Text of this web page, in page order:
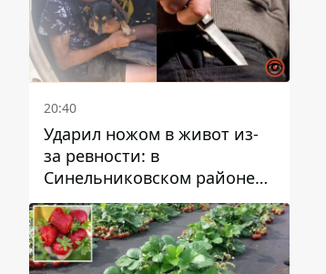
20:40
Ударил ножом в живот из-
за ревности: в
Синельниковском районе
задержали 49-летнего
мужчину за убийство